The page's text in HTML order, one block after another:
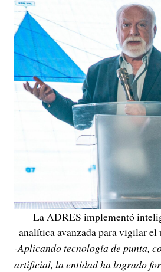
La ADRES implementó
analítica avanzada para vigilar el
-Aplicando tecnología de punta,
artificial, la entidad ha logrado